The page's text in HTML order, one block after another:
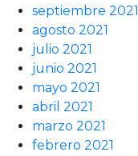
septiembre 2021
agosto 2021
julio 2021
junio 2021
mayo 2021
abril 2021
marzo 2021
febrero 2021